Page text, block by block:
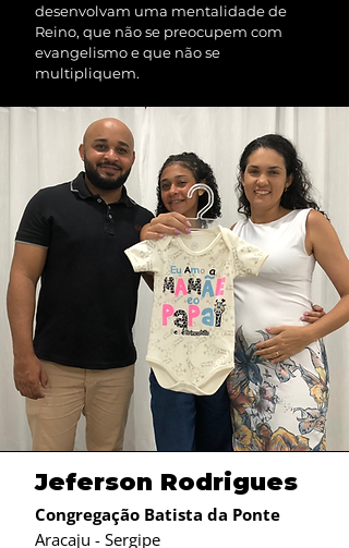
desenvolvam uma mentalidade de
Reino, que não se preocupem com
evangelismo e que não se
multipliquem.
Jeferson Rodrigues
Congregação Batista da Ponte
Aracaju - Sergipe